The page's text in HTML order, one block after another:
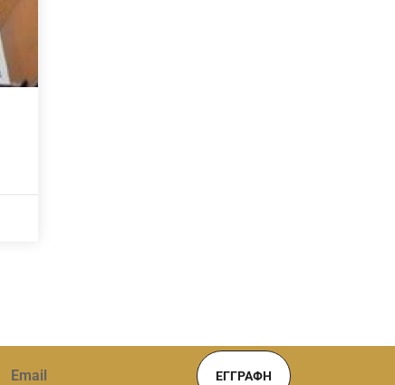
ΕΓΓΡΑΦΉ